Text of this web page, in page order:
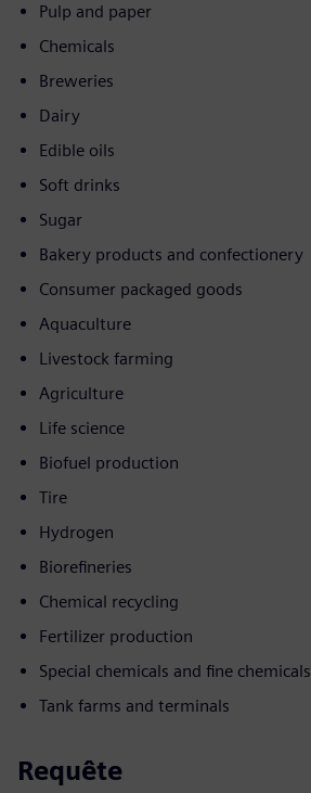
Pulp and paper
Chemicals
Breweries
Dairy
Edible oils
Soft drinks
Sugar
Bakery products and confectionery
Consumer packaged goods
Aquaculture
Livestock farming
Agriculture
Life science
Biofuel production
Tire
Hydrogen
Biorefineries
Chemical recycling
Fertilizer production
Special chemicals and fine chemicals
Tank farms and terminals
Requête